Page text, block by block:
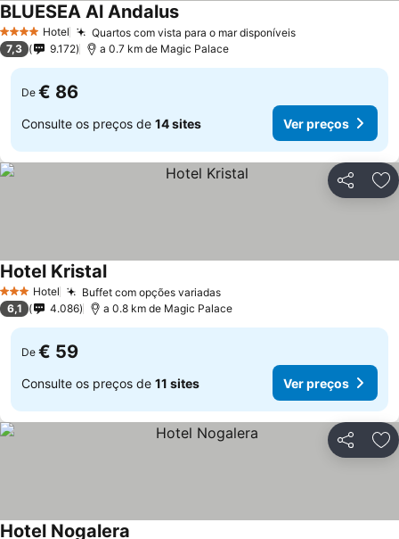
4 EstrelasHotel Quartos com vista para o mar disponíveisVer preços
BLUESEA Al AndalusVer preços
7,3 9.172 a 0.7 km de Magic Palace
De € 86
Consulte os preços de 14 sites Ver preços
Partilhar
3 EstrelasHotel Buffet com opções variadasVer preços
Hotel KristalVer preços
6,1 4.086 a 0.8 km de Magic Palace
De € 59
Consulte os preços de 11 sites Ver preços
Partilhar
Hotel Nogalera